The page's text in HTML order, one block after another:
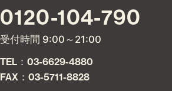
0120-104-790
受付時間 9:00～21:00
TEL：03-6629-4880
FAX：03-5711-8828